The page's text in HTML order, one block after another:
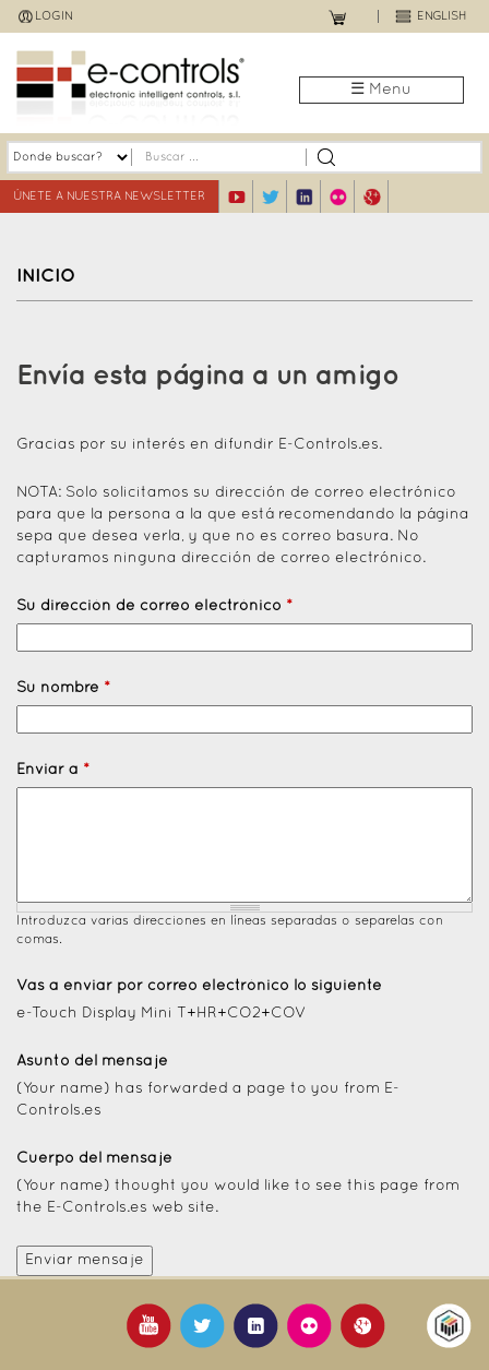
Jump
to
navigation
LOGIN ENGLISH
☰ Menu
ÚNETE A NUESTRA NEWSLETTER
INICIO
top
Envía esta página a un amigo
Gracias por su interés en difundir E-Controls.es.
NOTA: Solo solicitamos su dirección de correo electrónico
para que la persona a la que está recomendando la página
sepa que desea verla, y que no es correo basura. No
capturamos ninguna dirección de correo electrónico.
Su dirección de correo electrónico *
Su nombre *
Enviar a *
Introduzca varias direcciones en líneas separadas o separelas con
comas.
Vas a enviar por correo electrónico lo siguiente
e-Touch Display Mini T+HR+CO2+COV
Asunto del mensaje
(Your name) has forwarded a page to you from E-
Controls.es
Cuerpo del mensaje
(Your name) thought you would like to see this page from
the E-Controls.es web site.